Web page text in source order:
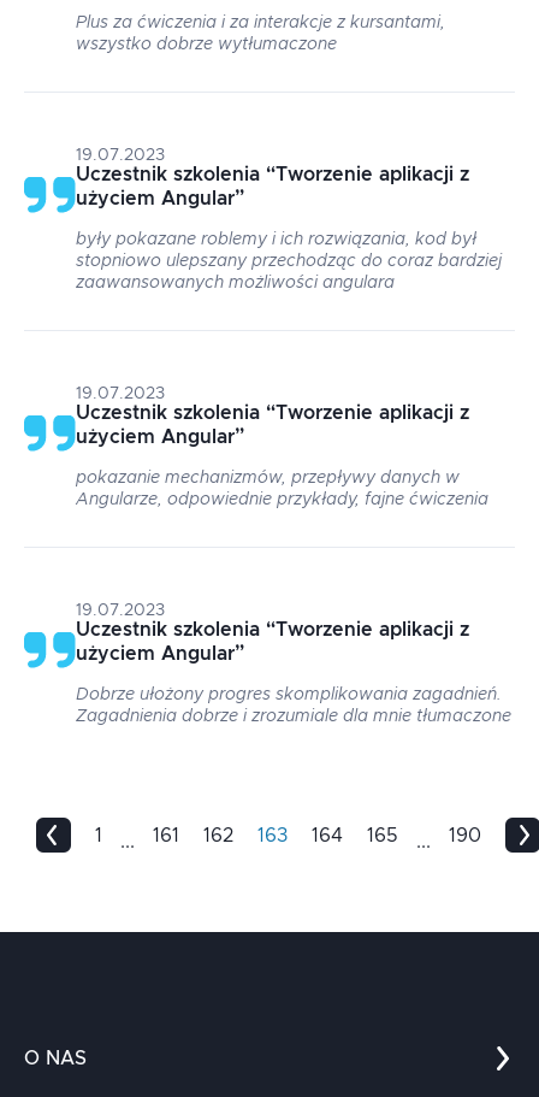
Plus za ćwiczenia i za interakcje z kursantami,
wszystko dobrze wytłumaczone
19.07.2023
Uczestnik szkolenia “Tworzenie aplikacji z
użyciem Angular”
były pokazane roblemy i ich rozwiązania, kod był
stopniowo ulepszany przechodząc do coraz bardziej
zaawansowanych możliwości angulara
19.07.2023
Uczestnik szkolenia “Tworzenie aplikacji z
użyciem Angular”
pokazanie mechanizmów, przepływy danych w
Angularze, odpowiednie przykłady, fajne ćwiczenia
19.07.2023
Uczestnik szkolenia “Tworzenie aplikacji z
użyciem Angular”
Dobrze ułożony progres skomplikowania zagadnień.
Zagadnienia dobrze i zrozumiale dla mnie tłumaczone
1 ... 161 162 163 164 165 ... 190
O NAS